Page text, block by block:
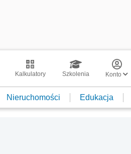
Kalkulatory Szkolenia Konto
Nieruchomości Edukacja